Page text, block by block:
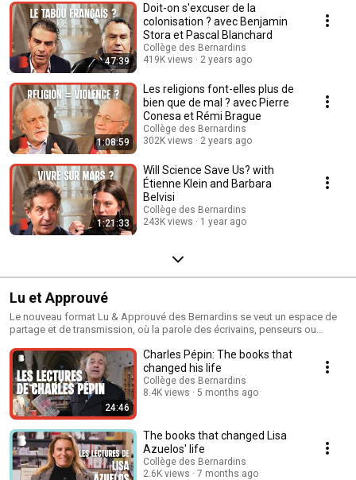
indispensables dans une société hyper-médiatisée qui ne sait plus
débattre.Notre ambition : renouer avec l’art de la contradiction, afin que
naisse une pensée renouvelée au service de notre société.1 journaliste, 2
intervenants : philosophes, théologiens, économistes, personnalités
politiques, militants associatifs, historiens de tout âge et de tout
horizon…
47:39
Doit-on s'excuser de la
colonisation ? avec Benjamin
Stora et Pascal Blanchard
Collège des Bernardins
419K views
2 years ago
1:08:59
Les religions font-elles plus de
bien que de mal ? avec Pierre
Conesa et Rémi Brague
Collège des Bernardins
302K views
2 years ago
1:21:33
Will Science Save Us? with
Étienne Klein and Barbara
Belvisi
Collège des Bernardins
243K views
1 year ago
Lu et Approuvé
Le nouveau format Lu & Approuvé des Bernardins se veut un espace de
partage et de transmission, où la parole des écrivains, penseurs ou
formés.
24:46
Charles Pépin: The books that
changed his life
Collège des Bernardins
8.4K views
5 months ago
The books that changed Lisa
Azuelos' life
Collège des Bernardins
2.6K views
7 months ago